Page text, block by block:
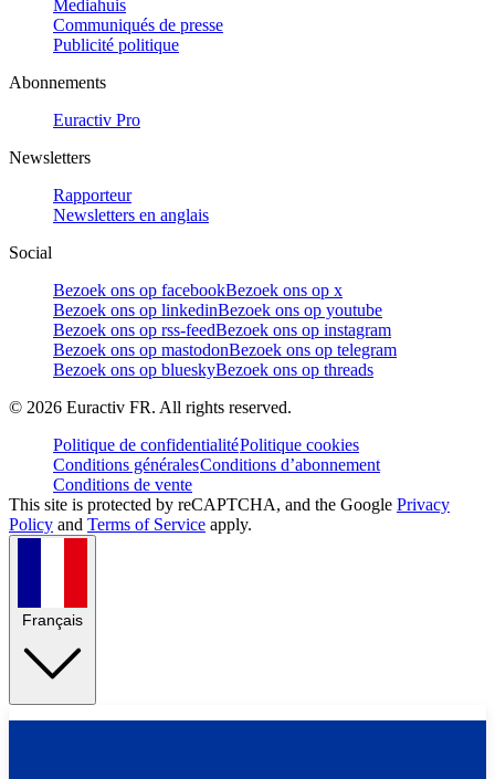
Mediahuis
Communiqués de presse
Publicité politique
Abonnements
Euractiv Pro
Newsletters
Rapporteur
Newsletters en anglais
Social
Bezoek ons op facebookBezoek ons op x
Bezoek ons op linkedinBezoek ons op youtube
Bezoek ons op rss-feedBezoek ons op instagram
Bezoek ons op mastodonBezoek ons op telegram
Bezoek ons op blueskyBezoek ons op threads
© 2026 Euractiv FR. All rights reserved.
Politique de confidentialitéPolitique cookies
Conditions généralesConditions d’abonnement
Conditions de vente
This site is protected by reCAPTCHA, and the Google Privacy
Policy and Terms of Service apply.
Français